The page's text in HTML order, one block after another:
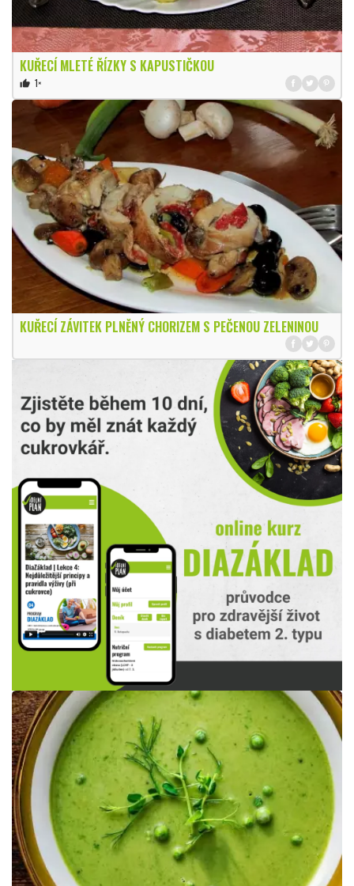
KUŘECÍ MLETÉ ŘÍZKY S KAPUSTIČKOU
thumb_up 1×
KUŘECÍ ZÁVITEK PLNĚNÝ CHORIZEM S PEČENOU ZELENINOU